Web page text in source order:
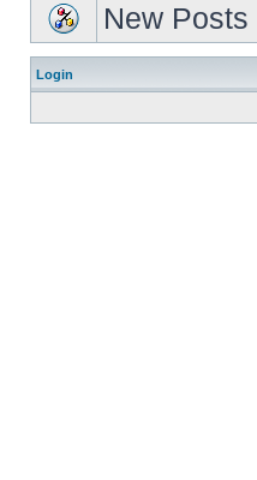
New Posts
Login